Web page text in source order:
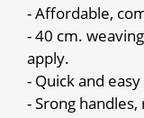
- Affordable,
- 40 cm.
apply.
- Quick and
- Srong